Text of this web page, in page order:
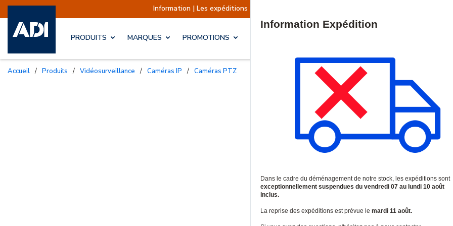
Information | Les expéditions sont actuellement suspendues Reprise prévue le
PRODUITS MARQUES PROMOTIONS
Accueil / Produits / Vidéosurveillance / Caméras IP / Caméras PTZ